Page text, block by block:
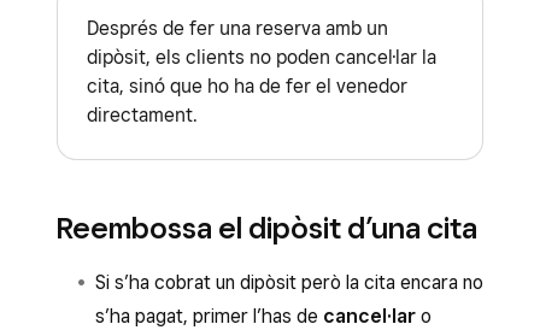
Després de fer una reserva amb un
dipòsit, els clients no poden cancel·lar la
cita, sinó que ho ha de fer el venedor
directament.
Reembossa el dipòsit d’una cita
Si s’ha cobrat un dipòsit però la cita encara no
s’ha pagat, primer l’has de cancel·lar o